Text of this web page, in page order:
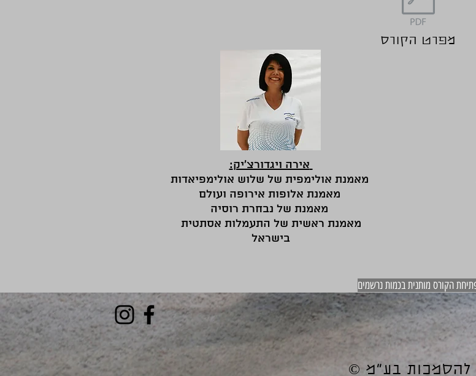
מפרט הקורס
מאמנת ראשית של התעמלות אסתטית
בישראל
הקורס מותנית בכמות נרשמים
להסמכות בע"מ